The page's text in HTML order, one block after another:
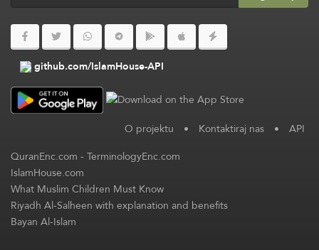
github.com/IslamHouse-API
O projektu • Kontaktiraj nas • API
QuranEnc.com-TerminologyEnc.com
IslamHouse.com
What Muslim Children Must Know
Riyadh Al-Salheen with explanation and benefits
Bayan Al-Islam